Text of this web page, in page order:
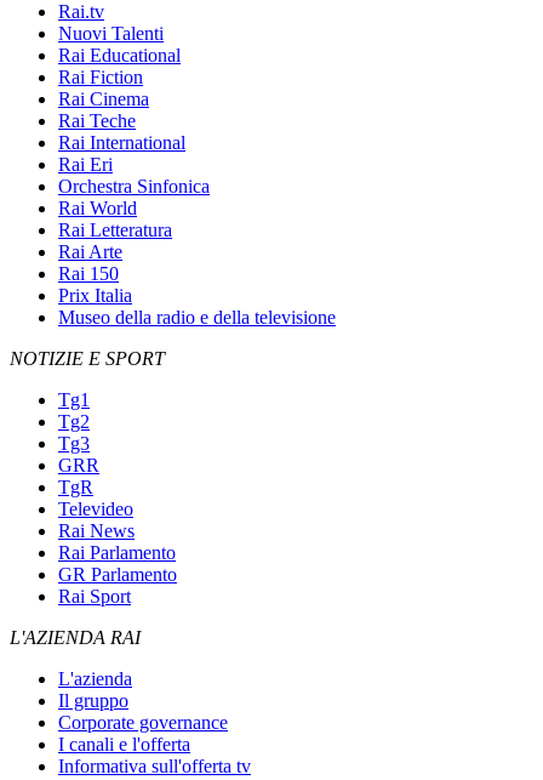
Rai.tv
Nuovi Talenti
Rai Educational
Rai Fiction
Rai Cinema
Rai Teche
Rai International
Rai Eri
Orchestra Sinfonica
Rai World
Rai Letteratura
Rai Arte
Rai 150
Prix Italia
Museo della radio e della televisione
NOTIZIE E SPORT
Tg1
Tg2
Tg3
GRR
TgR
Televideo
Rai News
Rai Parlamento
GR Parlamento
Rai Sport
L'AZIENDA RAI
L'azienda
Il gruppo
Corporate governance
I canali e l'offerta
Informativa sull'offerta tv